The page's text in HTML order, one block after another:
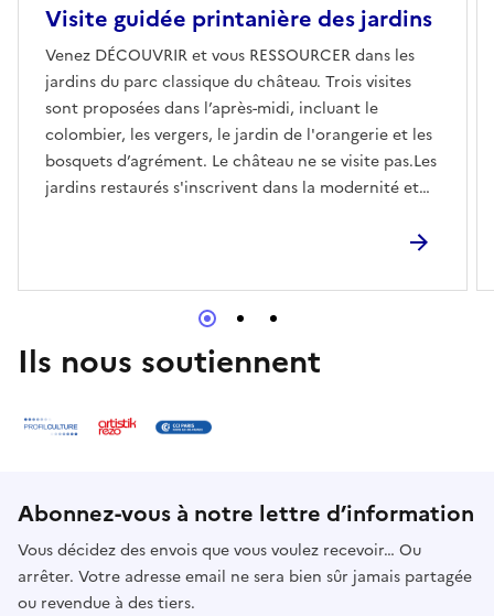
Visite guidée printanière des jardins
Venez DÉCOUVRIR et vous RESSOURCER dans les
jardins du parc classique du château. Trois visites
sont proposées dans l’après-midi, incluant le
colombier, les vergers, le jardin de l'orangerie et les
bosquets d’agrément. Le château ne se visite pas.Les
jardins restaurés s'inscrivent dans la modernité et
en sous-bois, avenue de tilleuls, cour d’honneur sont
autant de lieux qui agrémenteront votre
promenade.Découvrez le parc sur notre site
www.chateaudutroncq.com.
Ils nous soutiennent
Abonnez-vous à notre lettre d’information
Vous décidez des envois que vous voulez recevoir… Ou
arrêter. Votre adresse email ne sera bien sûr jamais partagée
ou revendue à des tiers.